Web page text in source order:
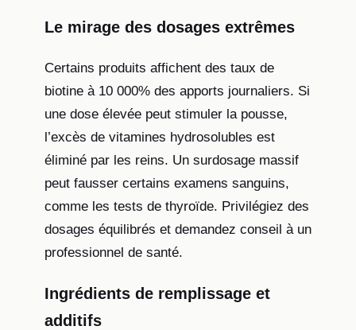
Le mirage des dosages extrêmes
Certains produits affichent des taux de
biotine à 10 000% des apports journaliers. Si
une dose élevée peut stimuler la pousse,
l’excès de vitamines hydrosolubles est
éliminé par les reins. Un surdosage massif
peut fausser certains examens sanguins,
comme les tests de thyroïde. Privilégiez des
dosages équilibrés et demandez conseil à un
professionnel de santé.
Ingrédients de remplissage et
additifs